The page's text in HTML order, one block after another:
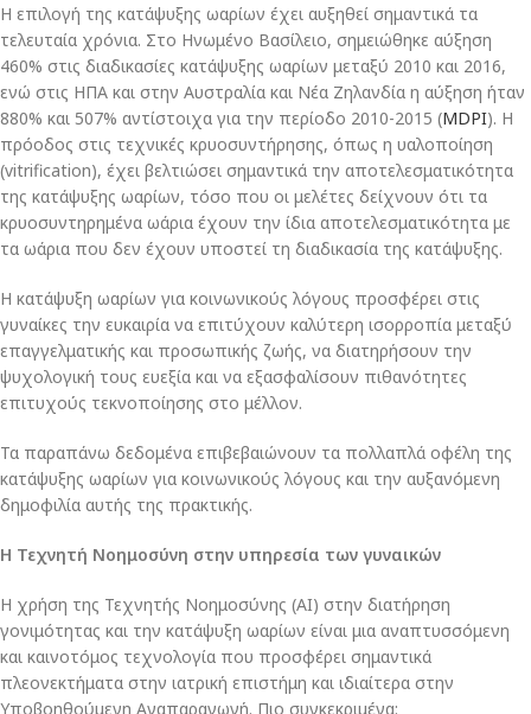
Η επιλογή της κατάψυξης ωαρίων έχει αυξηθεί σημαντικά τα
τελευταία χρόνια. Στο Ηνωμένο Βασίλειο, σημειώθηκε αύξηση
460% στις διαδικασίες κατάψυξης ωαρίων μεταξύ 2010 και 2016,
ενώ στις ΗΠΑ και στην Αυστραλία και Νέα Ζηλανδία η αύξηση ήταν
880% και 507% αντίστοιχα για την περίοδο 2010-2015​ (MDPI)​. Η
πρόοδος στις τεχνικές κρυοσυντήρησης, όπως η υαλοποίηση
(vitrification), έχει βελτιώσει σημαντικά την αποτελεσματικότητα
της κατάψυξης ωαρίων, τόσο που οι μελέτες δείχνουν ότι τα
κρυοσυντηρημένα ωάρια έχουν την ίδια αποτελεσματικότητα με
τα ωάρια που δεν έχουν υποστεί τη διαδικασία της κατάψυξης.
Η κατάψυξη ωαρίων για κοινωνικούς λόγους προσφέρει στις
γυναίκες την ευκαιρία να επιτύχουν καλύτερη ισορροπία μεταξύ
επαγγελματικής και προσωπικής ζωής, να διατηρήσουν την
ψυχολογική τους ευεξία και να εξασφαλίσουν πιθανότητες
επιτυχούς τεκνοποίησης στο μέλλον.
Τα παραπάνω δεδομένα επιβεβαιώνουν τα πολλαπλά οφέλη της
κατάψυξης ωαρίων για κοινωνικούς λόγους και την αυξανόμενη
δημοφιλία αυτής της πρακτικής.
Η Τεχνητή Νοημοσύνη στην υπηρεσία των γυναικών
Η χρήση της Τεχνητής Νοημοσύνης (AI) στην διατήρηση
γονιμότητας και την κατάψυξη ωαρίων είναι μια αναπτυσσόμενη
και καινοτόμος τεχνολογία που προσφέρει σημαντικά
πλεονεκτήματα στην ιατρική επιστήμη και ιδιαίτερα στην
Υποβοηθούμενη Αναπαραγωγή. Πιο συγκεκριμένα: